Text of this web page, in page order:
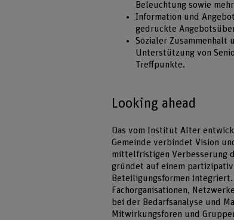
Beleuchtung sowie
Information und
gedruckte
Sozialer Zusammenhalt
Unterstützung von
Treffpunkte.
Looking ahead
Das vom Institut Alter
Gemeinde verbindet Vision
mittelfristigen Verbesserung
gründet auf einem partizipativ
Beteiligungsformen
Fachorganisationen,
bei der Bedarfsanalyse und
Mitwirkungsforen und